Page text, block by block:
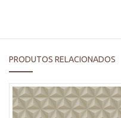
PRODUTOS RELACIONADOS